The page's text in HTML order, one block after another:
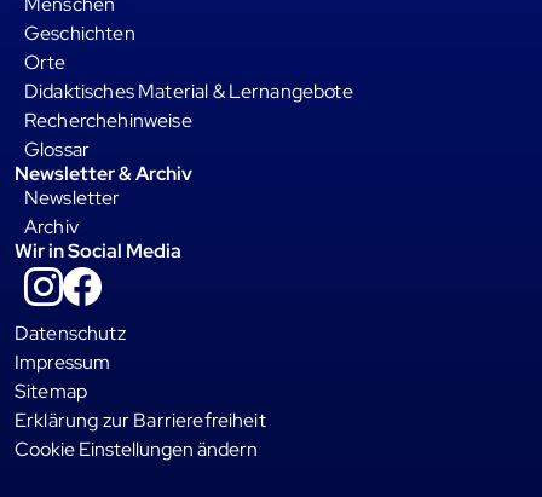
Geschichten
Orte
Didaktisches Material & Lernangebote
Recherchehinweise
Glossar
Newsletter & Archiv
Newsletter
Archiv
Wir in Social Media
Instagram
Datenschutz
Impressum
Sitemap
Erklärung zur Barrierefreiheit
Cookie Einstellungen ändern